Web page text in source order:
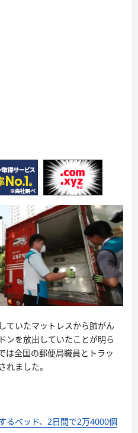
ていたマットレスから肺がん
ンを放出していたことが明ら
は全国の郵便局職員とトラッ
れました。
るベッド、2日間で2万4000個